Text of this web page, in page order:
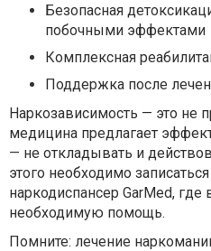
Безопасная
побочными эффектами
Комплексная
Поддержка после
Наркозависимость — это не
медицина предлагает
— не откладывать и
этого необходимо
наркодиспансер GarMed,
необходимую помощь.
Помните: лечение